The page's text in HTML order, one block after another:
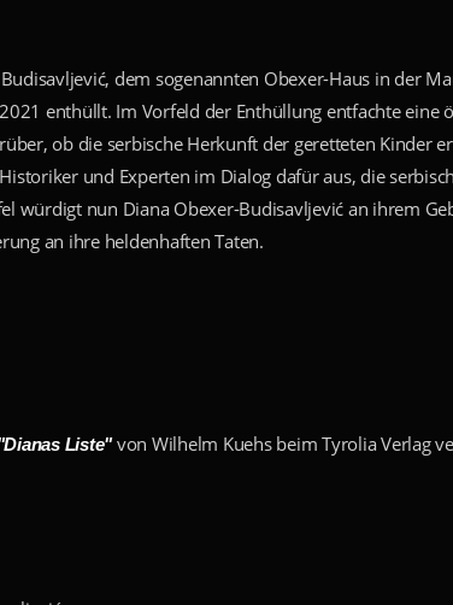
dem sogenannten Obexer-Haus in der
enthüllt. Im Vorfeld der Enthüllung entfachte eine
ob die serbische Herkunft der geretteten Kinder
und Experten im Dialog dafür aus, die
würdigt nun Diana Obexer-Budisavljević an ihrem
an ihre heldenhaften Taten.
Liste"von Wilhelm Kuehs beim Tyrolia Verlag